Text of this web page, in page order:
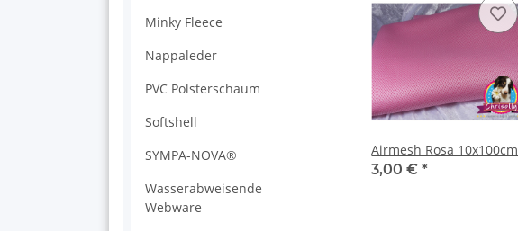
Airmesh Rosa 10x100cm
3,00 €*
Minky Fleece
Nappaleder
PVC Polsterschaum
Softshell
SYMPA-NOVA®
Wasserabweisende
Webware